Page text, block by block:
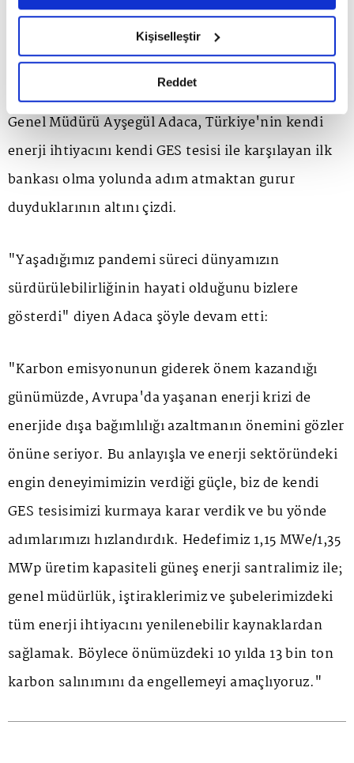
6698 sayılı Kişisel Verilerin Korunması Kanunu uyarınca
okumak ve sitemizi ziyaretiniz kapsamında
gerçekleştirilen veri işleme faaliyetleri ile ilgili daha
detaylı bilgi almak için lütfentıklayınız.
Kişiselleştir
Reddet
yıl en az 10 milyon TL ve üzerinde enerji maliyeti
tasarrufu sağlayacak.
Açıklamada görüşlerine yer verilen Aktif Bank
Genel Müdürü Ayşegül Adaca, Türkiye'nin kendi
enerji ihtiyacını kendi GES tesisi ile karşılayan ilk
bankası olma yolunda adım atmaktan gurur
duyduklarının altını çizdi.
"Yaşadığımız pandemi süreci dünyamızın
sürdürülebilirliğinin hayati olduğunu bizlere
gösterdi" diyen Adaca şöyle devam etti:
"Karbon emisyonunun giderek önem kazandığı
günümüzde, Avrupa'da yaşanan enerji krizi de
enerjide dışa bağımlılığı azaltmanın önemini gözler
önüne seriyor. Bu anlayışla ve enerji sektöründeki
engin deneyimimizin verdiği güçle, biz de kendi
GES tesisimizi kurmaya karar verdik ve bu yönde
adımlarımızı hızlandırdık. Hedefimiz 1,15 MWe/1,35
MWp üretim kapasiteli güneş enerji santralimiz ile;
genel müdürlük, iştiraklerimiz ve şubelerimizdeki
tüm enerji ihtiyacını yenilenebilir kaynaklardan
sağlamak. Böylece önümüzdeki 10 yılda 13 bin ton
karbon salınımını da engellemeyi amaçlıyoruz."